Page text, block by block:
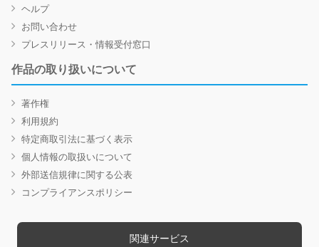
ヘルプ
お問い合わせ
プレスリリース・情報受付窓口
作品の取り扱いについて
著作権
利用規約
特定商取引法に基づく表示
個人情報の取扱いについて
外部送信規律に関する公表
コンプライアンスポリシー
関連サービス